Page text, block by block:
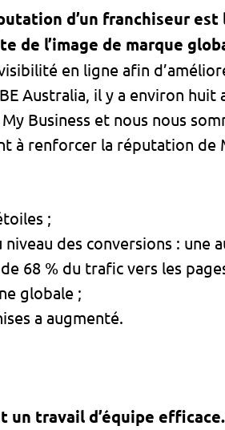
d’un franchiseur est
de l’image de marque
en ligne afin
Australia, il y a environ huit
Business et nous nous
à renforcer la réputation de
;
des conversions : une
68 % du trafic vers les
globale ;
a augmenté.
un travail d’équipe efficace.